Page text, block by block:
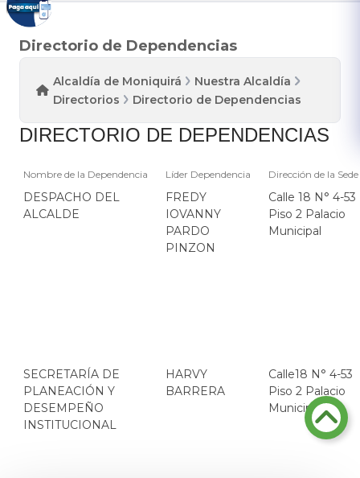
Directorio de Dependencias
Alcaldía de Moniquirá
Nuestra Alcaldía
Directorios
Directorio de Dependencias
DIRECTORIO DE DEPENDENCIAS
Nombre de la Dependencia Líder Dependencia Dirección de la Sede
DESPACHO DEL
ALCALDE
FREDY
IOVANNY
PARDO
PINZON
Calle 18 N° 4-53
Piso 2 Palacio
Municipal
SECRETARÍA DE
PLANEACIÓN Y
DESEMPEÑO
INSTITUCIONAL
HARVY
BARRERA
Calle18 N° 4-53
Piso 2 Palacio
Municipal